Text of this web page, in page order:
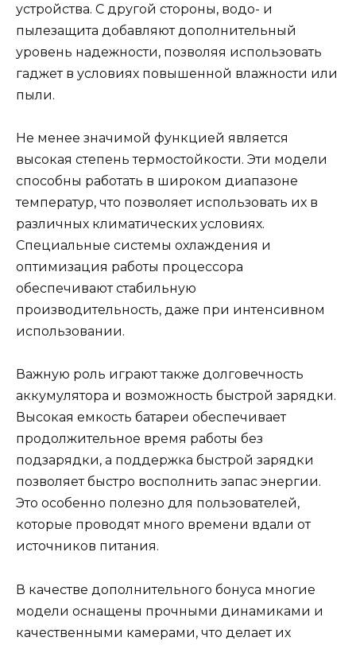
устройства. С другой стороны, водо- и
пылезащита добавляют дополнительный
уровень надежности, позволяя использовать
гаджет в условиях повышенной влажности или
пыли.
Не менее значимой функцией является
высокая степень термостойкости. Эти модели
способны работать в широком диапазоне
температур, что позволяет использовать их в
различных климатических условиях.
Специальные системы охлаждения и
оптимизация работы процессора
обеспечивают стабильную
производительность, даже при интенсивном
использовании.
Важную роль играют также долговечность
аккумулятора и возможность быстрой зарядки.
Высокая емкость батареи обеспечивает
продолжительное время работы без
подзарядки, а поддержка быстрой зарядки
позволяет быстро восполнить запас энергии.
Это особенно полезно для пользователей,
которые проводят много времени вдали от
источников питания.
В качестве дополнительного бонуса многие
модели оснащены прочными динамиками и
качественными камерами, что делает их